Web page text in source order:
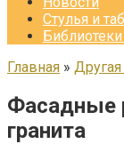
Стулья и
Главная »
Фасадные
гранита